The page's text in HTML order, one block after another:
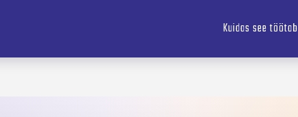
Kuidas see töötab